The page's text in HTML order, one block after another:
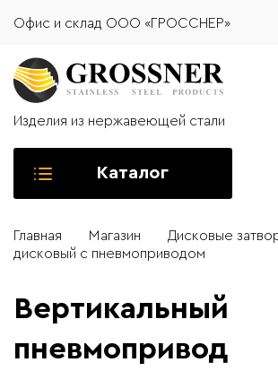
Офис и склад ООО «ГРОССНЕР»
Изделия из нержавеющей стали
Каталог
Главная Магазин Дисковые
дисковый с пневмоприводом
Вертикальный
пневмопривод